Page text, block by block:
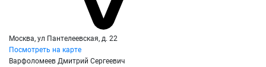
Москва, ул Пантелеевская, д. 22
Посмотреть на карте
Варфоломеев Дмитрий Сергеевич